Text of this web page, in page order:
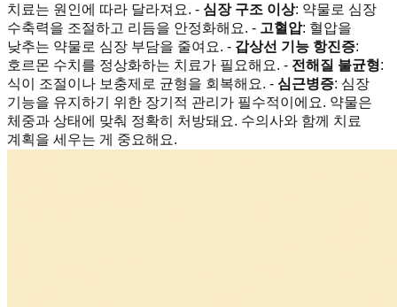
치료는 원인에 따라 달라져요. - 심장 구조 이상: 약물로 심장
수축력을 조절하고 리듬을 안정화해요. - 고혈압: 혈압을
낮추는 약물로 심장 부담을 줄여요. - 갑상선 기능 항진증:
호르몬 수치를 정상화하는 치료가 필요해요. - 전해질 불균형:
식이 조절이나 보충제로 균형을 회복해요. - 심근병증: 심장
기능을 유지하기 위한 장기적 관리가 필수적이에요. 약물은
체중과 상태에 맞춰 정확히 처방돼요. 수의사와 함께 치료
계획을 세우는 게 중요해요.